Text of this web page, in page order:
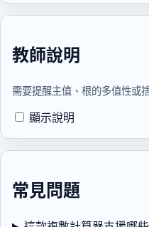
教師說明
需要提醒主值、根的多值性或
顯示說明
常見問題